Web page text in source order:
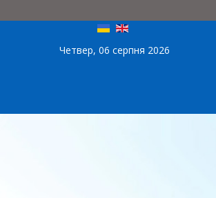
Четвер, 06 серпня 2026